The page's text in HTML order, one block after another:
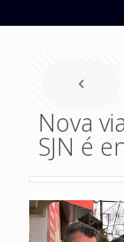
Nova
SJN é